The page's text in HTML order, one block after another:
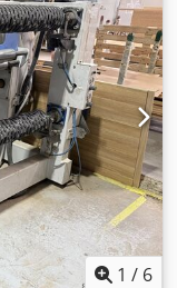
1 / 6